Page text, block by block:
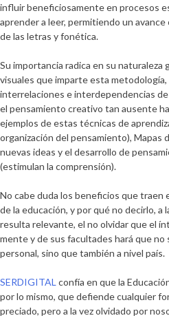
influir beneficiosamente en procesos
aprender a leer, permitiendo un
de las letras y fonética.
Su importancia radica en su naturaleza
visuales que imparte esta
interrelaciones e interdependencias
el pensamiento creativo tan ausente
ejemplos de estas técnicas de
organización del pensamiento), Mapas
nuevas ideas y el desarrollo de
(estimulan la comprensión).
No cabe duda los beneficios que traen
de la educación, y por qué no decirlo, a
resulta relevante, el no olvidar que el
mente y de sus facultades hará que no
personal, sino que también a nivel país.
SERDIGITAL confía en que la
por lo mismo, que defiende cualquier
preciado, pero a la vez olvidado por